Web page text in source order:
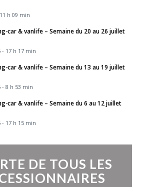
h 09 min
car & vanlife – Semaine du 20 au 26 juillet
17 h 17 min
car & vanlife – Semaine du 13 au 19 juillet
- 8 h 53 min
car & vanlife – Semaine du 6 au 12 juillet
- 17 h 15 min
DE TOUS LES